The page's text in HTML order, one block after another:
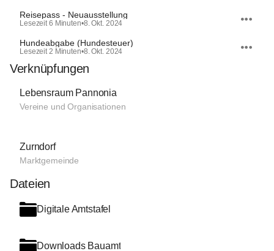
Reisepass - Neuausstellung
Lesezeit 6 Minuten•8. Okt. 2024
Hundeabgabe (Hundesteuer)
Lesezeit 2 Minuten•8. Okt. 2024
Verknüpfungen
Lebensraum Pannonia
Vereine und Organisationen
Zurndorf
Marktgemeinde
Dateien
Digitale Amtstafel
Downloads Bauamt